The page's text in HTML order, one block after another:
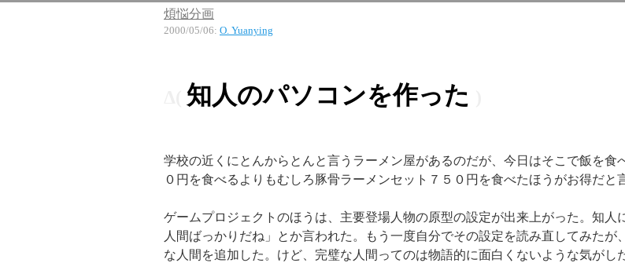
煩悩分画
2000/05/06: O. Yuanying
知人のパソコンを作った
学校の近くにとんからとんと言うラーメン屋があるのだが、今日はそこで飯を食
０円を食べるよりもむしろ豚骨ラーメンセット７５０円を食べたほうがお得だと
ゲームプロジェクトのほうは、主要登場人物の原型の設定が出来上がった。知人
人間ばっかりだね」とか言われた。もう一度自分でその設定を読み直してみた
な人間を追加した。けど、完璧な人間ってのは物語的に面白くないような気がし